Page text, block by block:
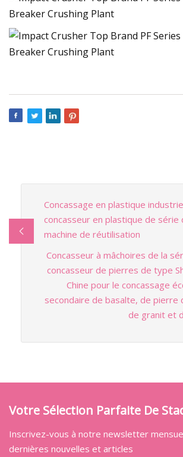
Concassage en plastique
concasseur en plastique de série
machine de réutilisation
Concasseur à mâchoires de la
concasseur de pierres de type
Chine pour le concassage
secondaire de basalte, de pierre
de granit et
Votre Sélection Parfaite De
Inscrivez-vous à notre newsletter
dernières nouvelles et articles